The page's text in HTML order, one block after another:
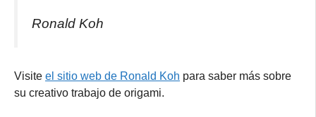
Ronald Koh
Visite el sitio web de Ronald Koh para saber más sobre
su creativo trabajo de origami.